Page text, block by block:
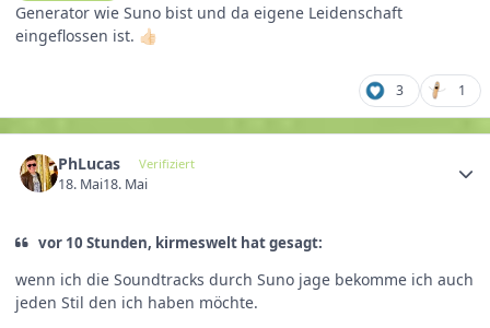
Generator wie Suno bist und da eigene Leidenschaft
eingeflossen ist. 👍🏻
3 1
PhLucas Verifiziert
18. Mai18. Mai
vor 10 Stunden, kirmeswelt hat gesagt:
wenn ich die Soundtracks durch Suno jage bekomme ich auch
jeden Stil den ich haben möchte.